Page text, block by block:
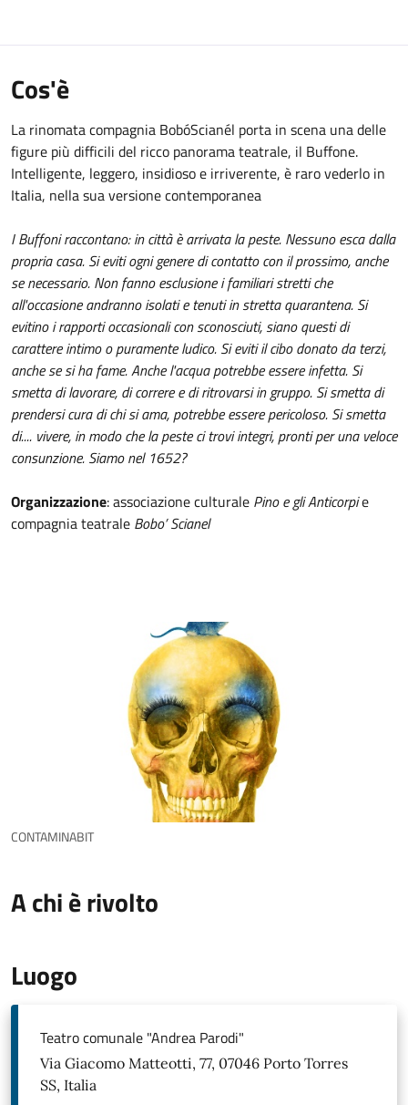
Cos'è
La rinomata compagnia BobóScianél porta in scena una delle
figure più difficili del ricco panorama teatrale, il Buffone.
Intelligente, leggero, insidioso e irriverente, è raro vederlo in
Italia, nella sua versione contemporanea
I Buffoni raccontano: in città è arrivata la peste. Nessuno esca dalla
propria casa. Si eviti ogni genere di contatto con il prossimo, anche
se necessario. Non fanno esclusione i familiari stretti che
all'occasione andranno isolati e tenuti in stretta quarantena. Si
evitino i rapporti occasionali con sconosciuti, siano questi di
carattere intimo o puramente ludico. Si eviti il cibo donato da terzi,
anche se si ha fame. Anche l'acqua potrebbe essere infetta. Si
smetta di lavorare, di correre e di ritrovarsi in gruppo. Si smetta di
prendersi cura di chi si ama, potrebbe essere pericoloso. Si smetta
di.... vivere, in modo che la peste ci trovi integri, pronti per una veloce
consunzione. Siamo nel 1652?
Organizzazione: associazione culturale Pino e gli Anticorpie
compagnia teatrale Bobo’ Scianel
CONTAMINABIT
A chi è rivolto
Luogo
Teatro comunale "Andrea Parodi"
Via Giacomo Matteotti, 77, 07046 Porto Torres
SS, Italia